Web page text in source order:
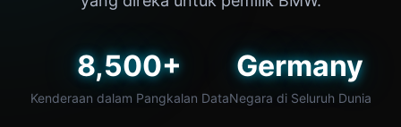
8,500+
Kenderaan dalam Pangkalan Data
Germany
Negara di Seluruh Dunia